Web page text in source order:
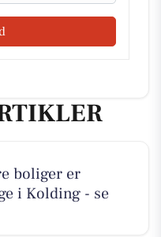
boliger er
i Kolding - se